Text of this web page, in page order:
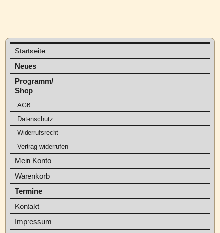
Startseite
Neues
Programm/
Shop
AGB
Datenschutz
Widerrufsrecht
Vertrag widerrufen
Mein Konto
Warenkorb
Termine
Kontakt
Impressum